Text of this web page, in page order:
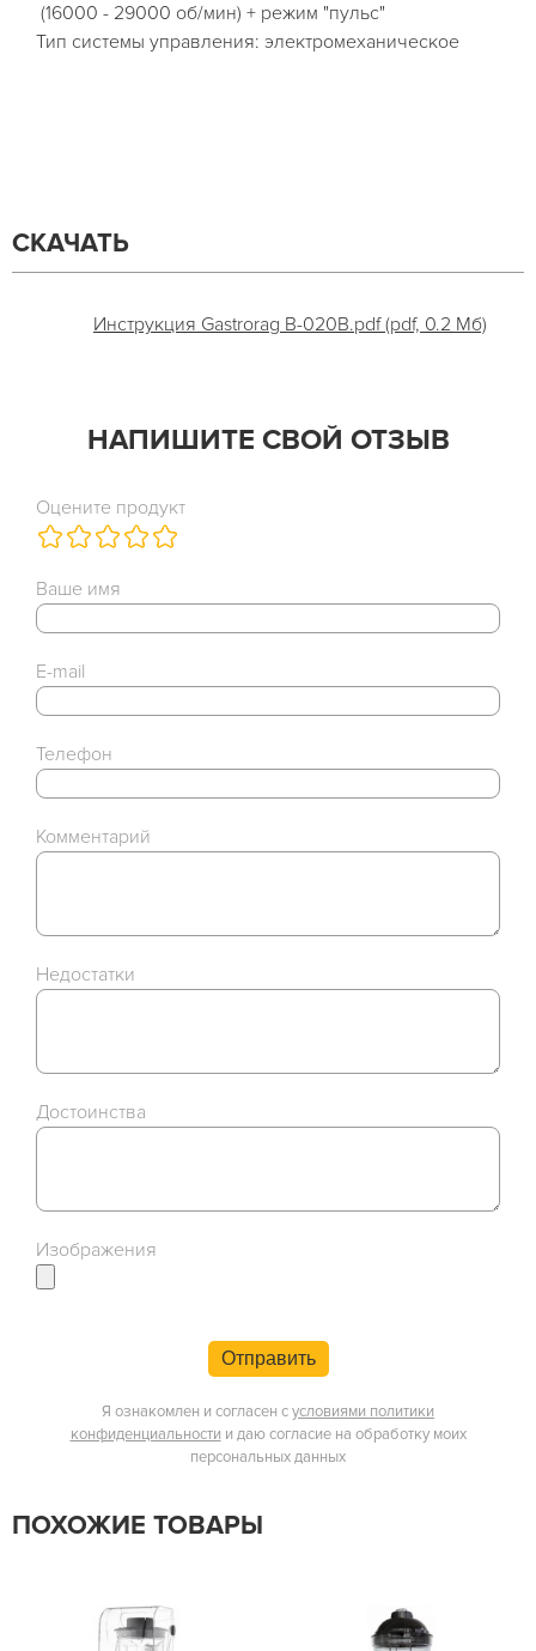
(16000 - 29000 об/мин) + режим "пульс"
Тип системы управления: электромеханическое
СКАЧАТЬ
Инструкция Gastrorag B-020B.pdf (pdf, 0.2 Мб)
НАПИШИТЕ СВОЙ ОТЗЫВ
Оцените продукт
Ваше имя
E-mail
Телефон
Комментарий
Недостатки
Достоинства
Изображения
Отправить
Я ознакомлен и согласен сусловиями политики
конфиденциальности и даю согласие на обработку моих
персональных данных
ПОХОЖИЕ ТОВАРЫ